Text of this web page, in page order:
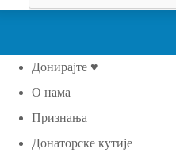
Донирајте ♥
О нама
Признања
Донаторске кутије